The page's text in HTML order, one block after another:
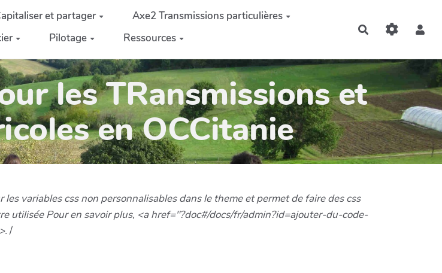
et partager
Axe2 Transmissions particulières
Pilotage Ressources
Rechercher
les TRansmissions et
en OCCitanie
variables css non personnalisables dans le theme et permet de faire des css
utilisée Pour en savoir plus, <a href="?doc#/docs/fr/admin?id=ajouter-du-code-
/